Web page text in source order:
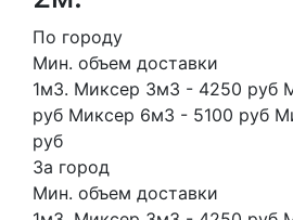
По городу
Мин. объем доставки
1м3. Миксер 3м3 - 4250 руб
руб Миксер 6м3 - 5100 руб
руб
За город
Мин. объем доставки